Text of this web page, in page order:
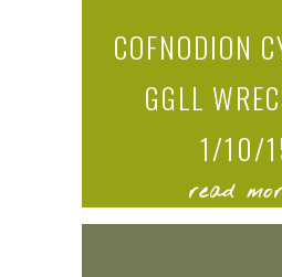
COFNODION
GGLL
1/10/
read